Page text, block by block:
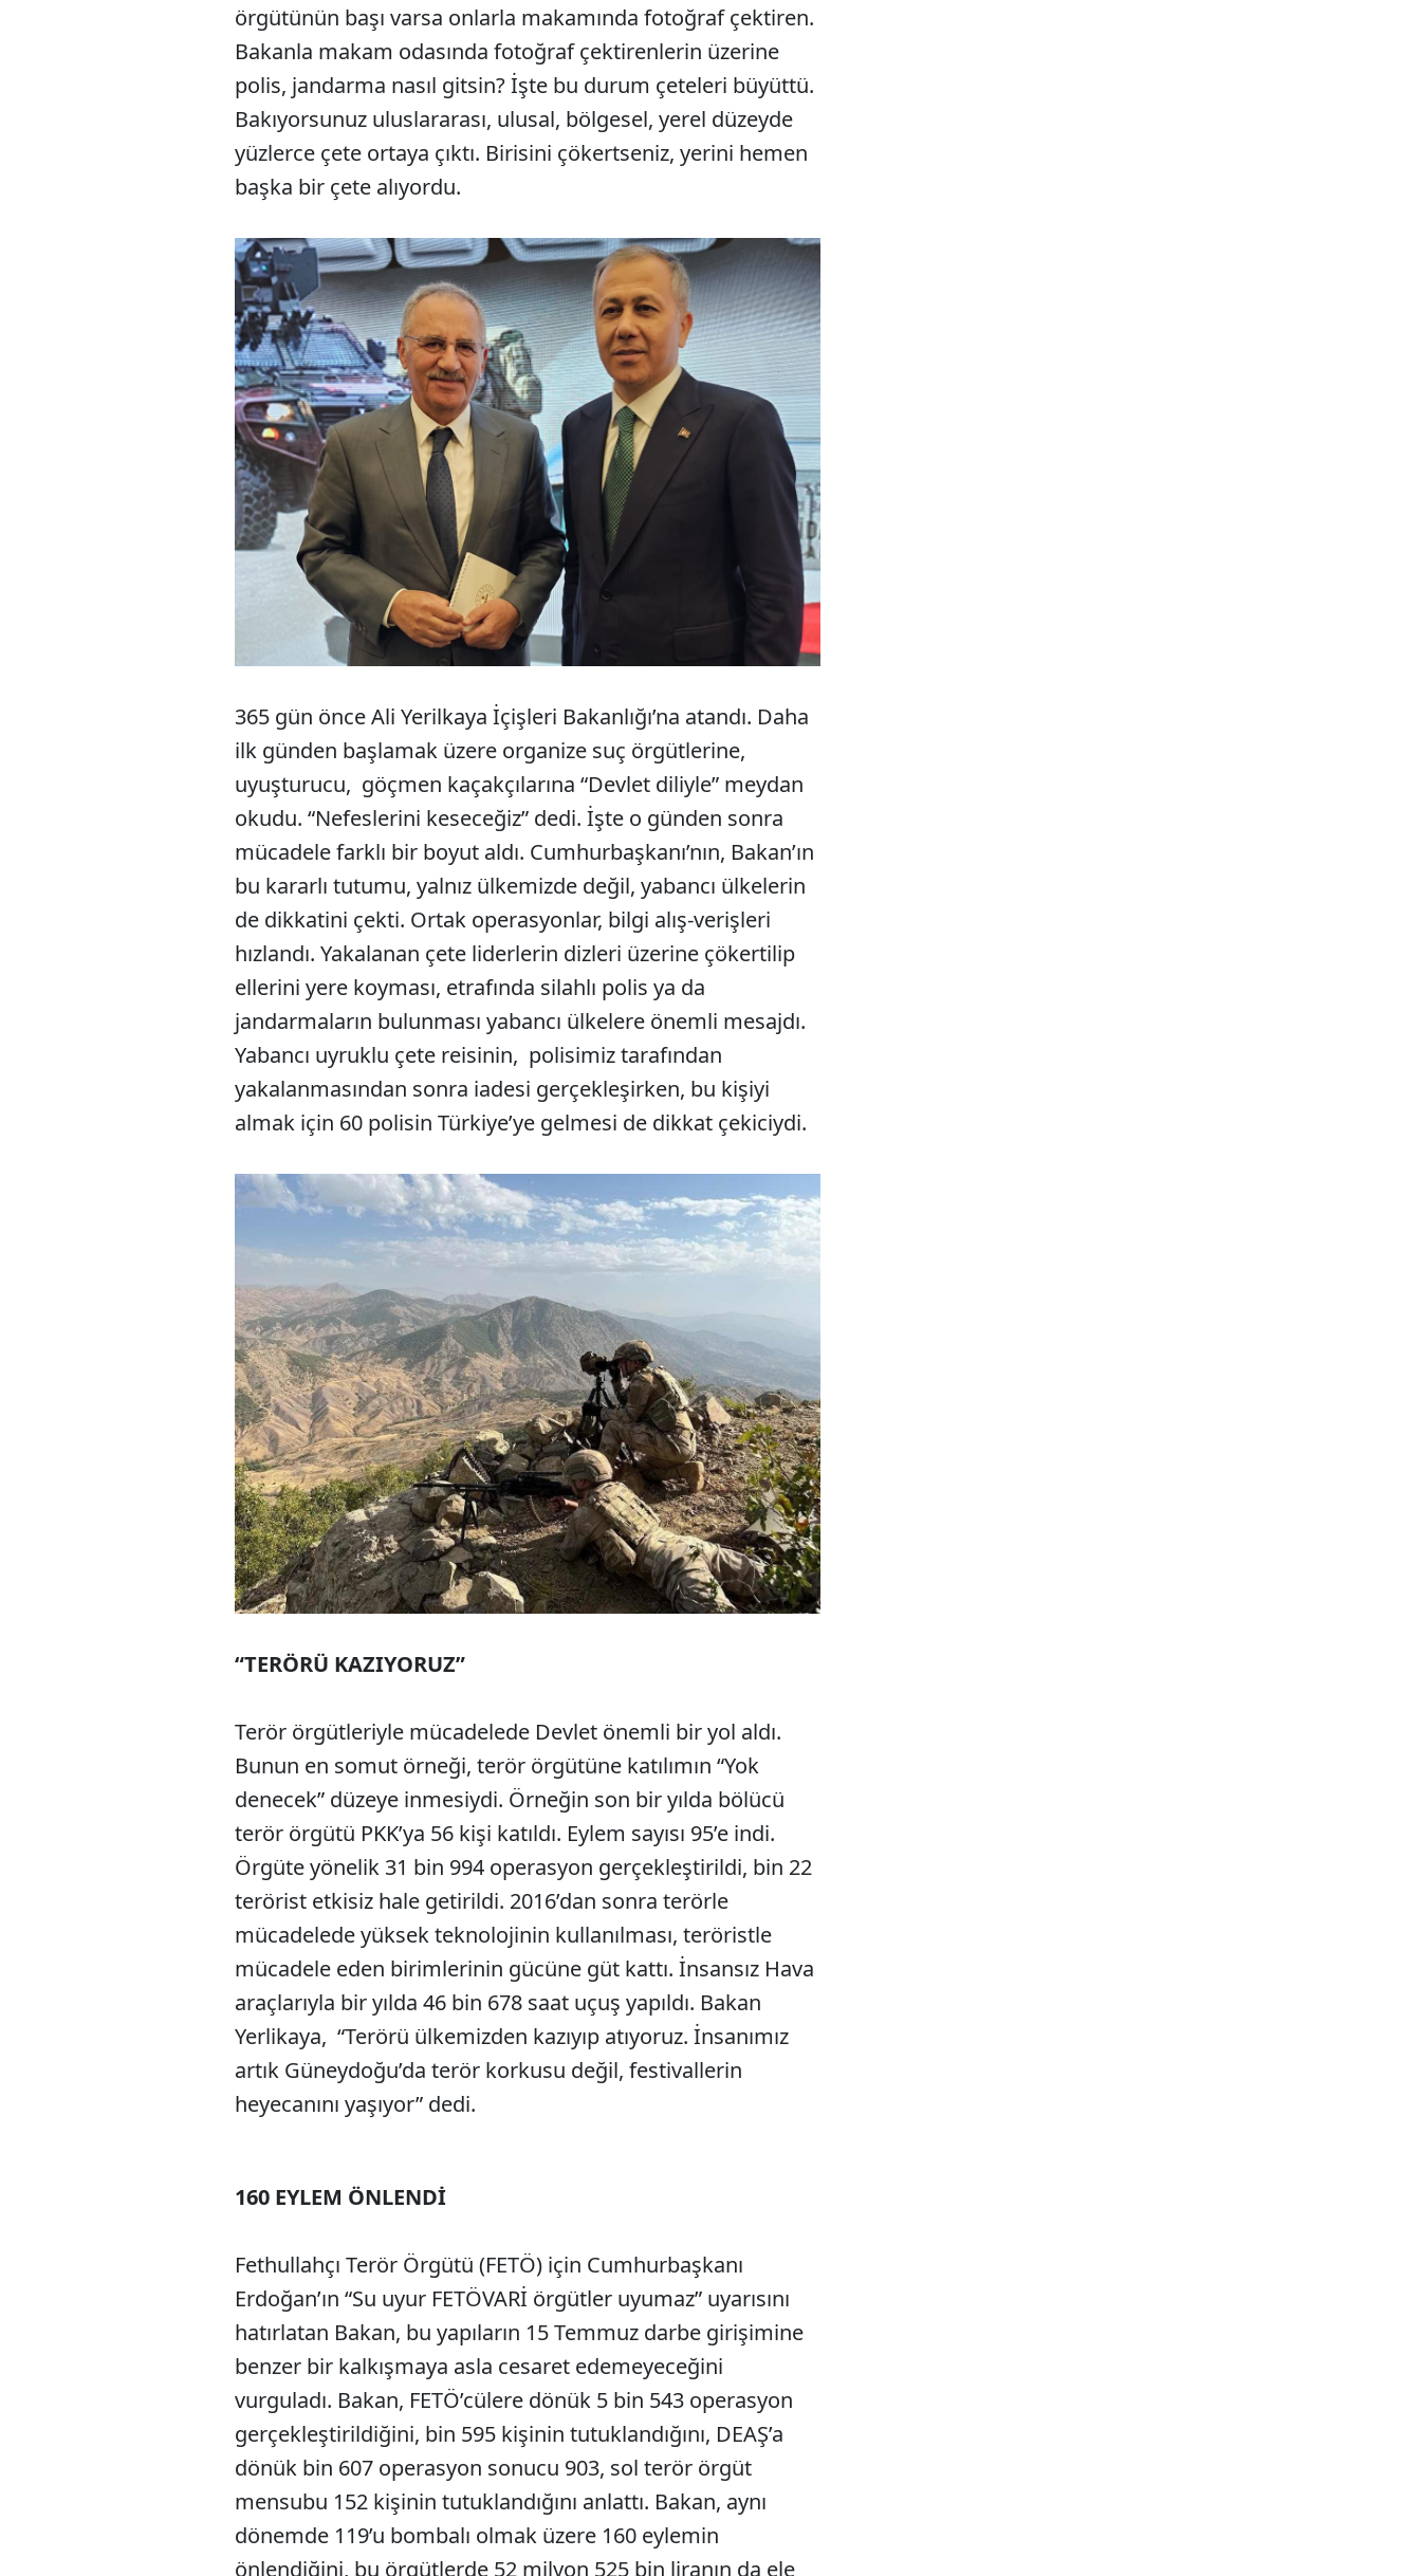
örgütünün başı varsa onlarla makamında fotoğraf çektiren.
Bakanla makam odasında fotoğraf çektirenlerin üzerine
polis, jandarma nasıl gitsin? İşte bu durum çeteleri büyüttü.
Bakıyorsunuz uluslararası, ulusal, bölgesel, yerel düzeyde
yüzlerce çete ortaya çıktı. Birisini çökertseniz, yerini hemen
başka bir çete alıyordu.
365 gün önce Ali Yerilkaya İçişleri Bakanlığı’na atandı. Daha
ilk günden başlamak üzere organize suç örgütlerine,
uyuşturucu, göçmen kaçakçılarına “Devlet diliyle” meydan
okudu. “Nefeslerini keseceğiz” dedi. İşte o günden sonra
mücadele farklı bir boyut aldı. Cumhurbaşkanı’nın, Bakan’ın
bu kararlı tutumu, yalnız ülkemizde değil, yabancı ülkelerin
de dikkatini çekti. Ortak operasyonlar, bilgi alış-verişleri
hızlandı. Yakalanan çete liderlerin dizleri üzerine çökertilip
ellerini yere koyması, etrafında silahlı polis ya da
jandarmaların bulunması yabancı ülkelere önemli mesajdı.
Yabancı uyruklu çete reisinin, polisimiz tarafından
yakalanmasından sonra iadesi gerçekleşirken, bu kişiyi
almak için 60 polisin Türkiye’ye gelmesi de dikkat çekiciydi.
“TERÖRÜ KAZIYORUZ”
Terör örgütleriyle mücadelede Devlet önemli bir yol aldı.
Bunun en somut örneği, terör örgütüne katılımın “Yok
denecek” düzeye inmesiydi. Örneğin son bir yılda bölücü
terör örgütü PKK’ya 56 kişi katıldı. Eylem sayısı 95’e indi.
Örgüte yönelik 31 bin 994 operasyon gerçekleştirildi, bin 22
terörist etkisiz hale getirildi. 2016’dan sonra terörle
mücadelede yüksek teknolojinin kullanılması, teröristle
mücadele eden birimlerinin gücüne güt kattı. İnsansız Hava
araçlarıyla bir yılda 46 bin 678 saat uçuş yapıldı. Bakan
Yerlikaya, “Terörü ülkemizden kazıyıp atıyoruz. İnsanımız
artık Güneydoğu’da terör korkusu değil, festivallerin
heyecanını yaşıyor” dedi.
160 EYLEM ÖNLENDİ
Fethullahçı Terör Örgütü (FETÖ) için Cumhurbaşkanı
Erdoğan’ın “Su uyur FETÖVARİ örgütler uyumaz” uyarısını
hatırlatan Bakan, bu yapıların 15 Temmuz darbe girişimine
benzer bir kalkışmaya asla cesaret edemeyeceğini
vurguladı. Bakan, FETÖ’cülere dönük 5 bin 543 operasyon
gerçekleştirildiğini, bin 595 kişinin tutuklandığını, DEAŞ’a
dönük bin 607 operasyon sonucu 903, sol terör örgüt
mensubu 152 kişinin tutuklandığını anlattı. Bakan, aynı
dönemde 119’u bombalı olmak üzere 160 eylemin
önlendiğini, bu örgütlerde 52 milyon 525 bin liranın da ele